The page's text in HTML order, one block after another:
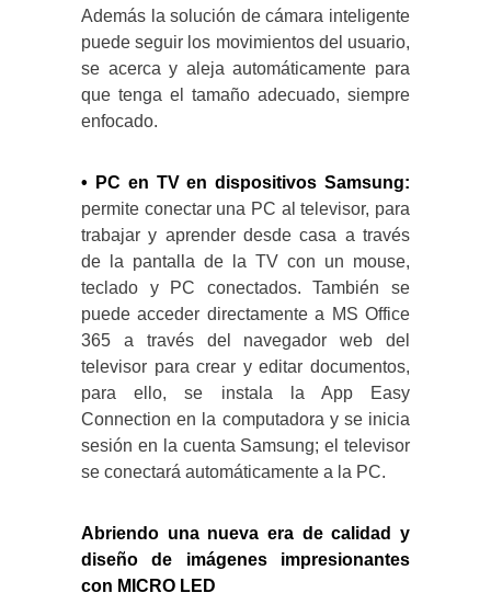
Además la solución de cámara inteligente
puede seguir los movimientos del usuario,
se acerca y aleja automáticamente para
que tenga el tamaño adecuado, siempre
enfocado.
• PC en TV en dispositivos Samsung:
permite conectar una PC al televisor, para
trabajar y aprender desde casa a través
de la pantalla de la TV con un mouse,
teclado y PC conectados. También se
puede acceder directamente a MS Office
365 a través del navegador web del
televisor para crear y editar documentos,
para ello, se instala la App Easy
Connection en la computadora y se inicia
sesión en la cuenta Samsung; el televisor
se conectará automáticamente a la PC.
Abriendo una nueva era de calidad y
diseño de imágenes impresionantes
con MICRO LED